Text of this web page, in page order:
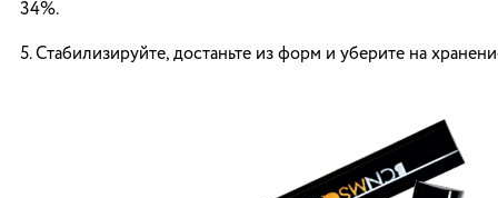
34%.
5. Стабилизируйте, достаньте из форм и уберите на